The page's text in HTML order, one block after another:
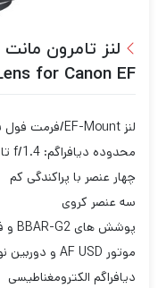
for Canon EF
لنز EF-Mount/فرمت فول فریم
محدوده دیافراگم: f/1.4 تا f/16
چهار عنصر با پراکندگی کم
سه عنصر کروی
پوشش های BBAR-G2 و فلوئور
موتور AF USD و دوربین نورد دینامیک
دیافراگم الکترومغناطیسی